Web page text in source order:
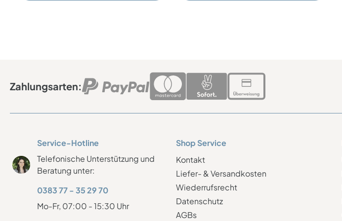
können diese Schiefertafel auch als
Zahlungsarten:
Service-Hotline
Telefonische Unterstützung und
Beratung unter:
0383 77 - 35 29 70
Mo-Fr, 07:00 - 15:30 Uhr
Shop Service
Kontakt
Liefer- & Versandkosten
Wiederrufsrecht
Datenschutz
AGBs